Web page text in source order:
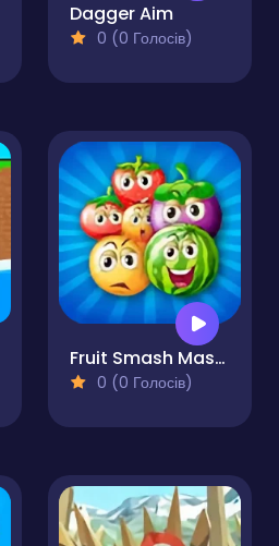
Dagger Aim
0 (0 Голосів)
Fruit Smash Master
0 (0 Голосів)